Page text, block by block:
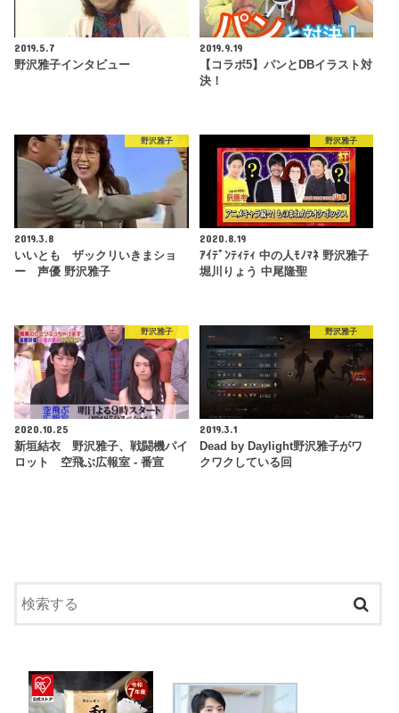
2019.5.7
野沢雅子インタビュー
2019.9.19
【コラボ5】パンとDBイラスト対
決！
野沢雅子
2019.3.8
いいとも ザックリいきまショ
ー 声優 野沢雅子
野沢雅子
2020.8.19
ｱｲﾃﾞﾝﾃｨﾃｨ 中の人ﾓﾉﾏﾈ 野沢雅子
堀川りょう 中尾隆聖
野沢雅子
2020.10.25
新垣結衣 野沢雅子、戦闘機パイ
ロット 空飛ぶ広報室 - 番宣
野沢雅子
2019.3.1
Dead by Daylight野沢雅子がワ
クワクしている回